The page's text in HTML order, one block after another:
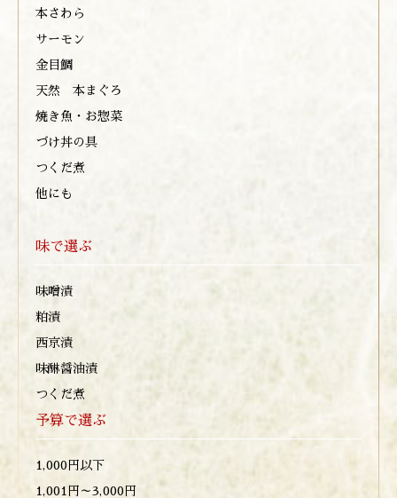
本さわら
サーモン
金目鯛
天然 本まぐろ
焼き魚・お惣菜
づけ丼の具
つくだ煮
他にも
味で選ぶ
味噌漬
粕漬
西京漬
味醂醤油漬
つくだ煮
予算で選ぶ
1,000円以下
1,001円～3,000円